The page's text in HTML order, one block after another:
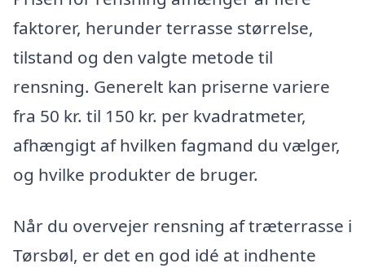
faktorer, herunder terrasse størrelse,
tilstand og den valgte metode til
rensning. Generelt kan priserne variere
fra 50 kr. til 150 kr. per kvadratmeter,
afhængigt af hvilken fagmand du vælger,
og hvilke produkter de bruger.
Når du overvejer rensning af træterrasse i
Tørsbøl, er det en god idé at indhente